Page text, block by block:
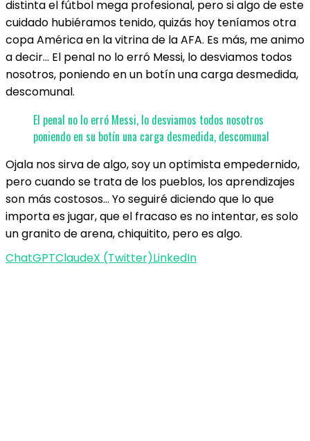
distinta el fútbol mega profesional, pero si algo de este
cuidado hubiéramos tenido, quizás hoy teníamos otra
copa América en la vitrina de la AFA. Es más, me animo
a decir… El penal no lo erró Messi, lo desviamos todos
nosotros, poniendo en un botín una carga desmedida,
descomunal.
El penal no lo erró Messi, lo desviamos todos nosotros
poniendo en su botín una carga desmedida, descomunal
Ojala nos sirva de algo, soy un optimista empedernido,
pero cuando se trata de los pueblos, los aprendizajes
son más costosos… Yo seguiré diciendo que lo que
importa es jugar, que el fracaso es no intentar, es solo
un granito de arena, chiquitito, pero es algo.
ChatGPTClaudeX (Twitter)LinkedIn